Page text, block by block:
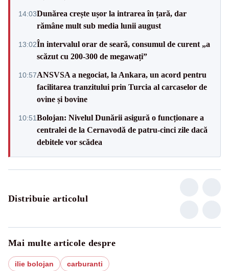
14:03Dunărea crește ușor la intrarea în țară, dar
rămâne mult sub media lunii august
13:02În intervalul orar de seară, consumul de curent „a
scăzut cu 200-300 de megawați”
10:57ANSVSA a negociat, la Ankara, un acord pentru
facilitarea tranzitului prin Turcia al carcaselor de
ovine și bovine
10:51Bolojan: Nivelul Dunării asigură o funcționare a
centralei de la Cernavodă de patru-cinci zile dacă
debitele vor scădea
Distribuie articolul
Mai multe articole despre
ilie bolojan carburanti